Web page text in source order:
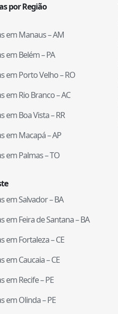
por Região
emManaus–AM
emBelém–PA
emPorto Velho–RO
emRio Branco–AC
emBoa Vista–RR
emMacapá–AP
emPalmas–TO
emSalvador–BA
emFeira de Santana–BA
emFortaleza–CE
emCaucaia–CE
emRecife–PE
emOlinda–PE